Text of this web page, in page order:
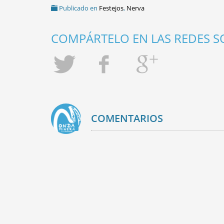
Publicado en Festejos, Nerva
COMPÁRTELO EN LAS REDES
COMENTARIOS